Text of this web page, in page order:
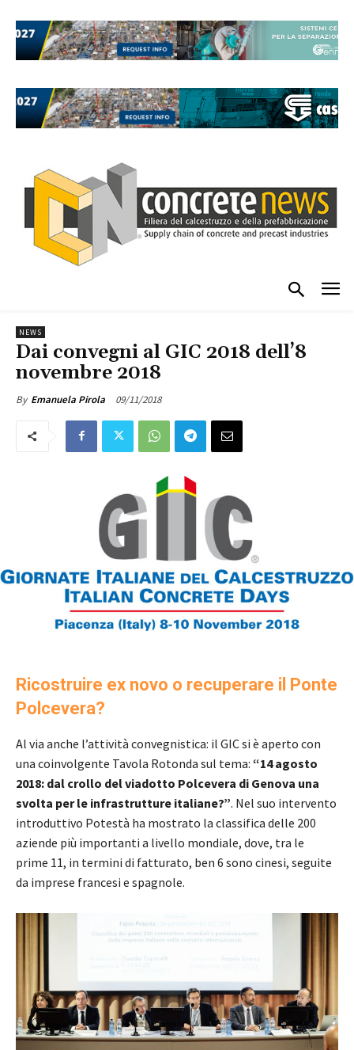
NEWS
Dai convegni al GIC 2018 dell’8
novembre 2018
By Emanuela Pirola 09/11/2018
Ricostruire ex novo o recuperare il Ponte
Polcevera?
Al via anche l’attività convegnistica: il GIC si è aperto con
una coinvolgente Tavola Rotonda sul tema: “14 agosto
2018: dal crollo del viadotto Polcevera di Genova una
svolta per le infrastrutture italiane?”. Nel suo intervento
introduttivo Potestà ha mostrato la classifica delle 200
aziende più importanti a livello mondiale, dove, tra le
prime 11, in termini di fatturato, ben 6 sono cinesi, seguite
da imprese francesi e spagnole.